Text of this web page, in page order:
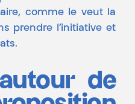
comme le veut la
prendre l’initiative et
de